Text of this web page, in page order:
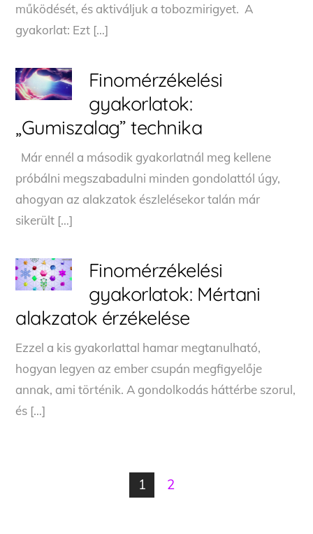
működését, és aktiváljuk a tobozmirigyet. A
gyakorlat: Ezt […]
Finomérzékelési
gyakorlatok:
„Gumiszalag” technika
Már ennél a második gyakorlatnál meg kellene
próbálni megszabadulni minden gondolattól úgy,
ahogyan az alakzatok észlelésekor talán már
sikerült […]
Finomérzékelési
gyakorlatok: Mértani
alakzatok érzékelése
Ezzel a kis gyakorlattal hamar megtanulható,
hogyan legyen az ember csupán megfigyelője
annak, ami történik. A gondolkodás háttérbe szorul,
és […]
1 2